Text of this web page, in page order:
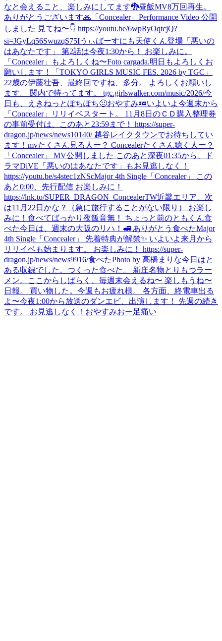
なと会えること、楽しみにしてます🐉昼飯MV8万回再生。
ありがとうございます🙏 「Concealer」Performance Video 公開
しました 見てね〜👇 https://youtu.be/6wpRyOqtcjQ?
si=JGyLq56SwuzqS75Iうぃばーすにも天使くん登場 「悪いの
はあなたです」 第2話は今夜1:30から！ お楽しみに。
「Concealer」もよろしくね〜Foto cargada.明日もよろしくお
願いします！
「TOKYO GIRLS MUSIC FES. 2026 by TGC」
22歳の伊藤壮吾、最終回ですね、多分。 よろしくお願いし
ます。 関内で待ってます。 tgc.girlswalker.com/music/2026/今
日も、えきねっとぽちぽち🙂おやすみ💤いよいよ今週末から
「Concealer」リリイベスタート。 11月8日のＣＤ購入整理券
の事前受付は、このあと23:59まで！ https://super-
dragon.jp/news/news10140/ 越谷レイクタウンでお待ちしてい
ます！ mvたくさん見る人ー？ Concealerたくさん聴く人ー？
「Concealer」 MV公開しました このあと深夜01:35から、ド
ラマDiVE「悪いのはあなたです」もお見逃しなく！
https://youtu.be/s4stec1zNScMajor 4th Single「Concealer」 この
あと0:00、先行配信 お楽しみに！
https://lnk.to/SUPER_DRAGON_ConcealerTW近畿エリア、次
は11月22日かな？（急に旅行することがない限り） お楽し
みに！ 食べてばっかり 夜飯音無！ ちょっと前のともくん食
べた今日は、週末の大阪のリハ！ 🚅 ありがとう 食べたMajor
4th Single「Concealer」 先着特典が解禁✨ いよいよ来月から
リリイベも始まります。 お楽しみに！ https://super-
dragon.jp/news/news9916/食べたPhoto by 高橋まりな今日はと
ある収録でした。 つくった食べた。 新庄名物とりもつラー
メン。
ここからしばらく、毎週末会えるね〜 楽しもうね〜
日報。 買い物した。 今週もお疲れ様。 各方面、終電車出る
よ〜今夜1:00から放送のダンエビ、出演します！ 先週の続き
です。 お見逃しなく！ おやすみおー足痛い